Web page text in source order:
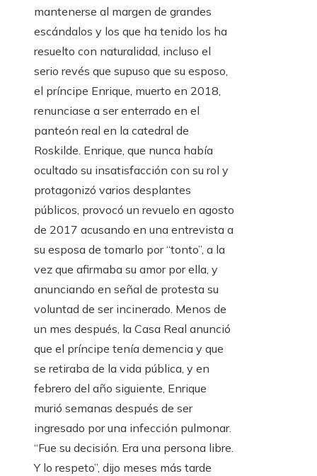
mantenerse al margen de grandes
escándalos y los que ha tenido los ha
resuelto con naturalidad, incluso el
serio revés que supuso que su esposo,
el príncipe Enrique, muerto en 2018,
renunciase a ser enterrado en el
panteón real en la catedral de
Roskilde. Enrique, que nunca había
ocultado su insatisfacción con su rol y
protagonizó varios desplantes
públicos, provocó un revuelo en agosto
de 2017 acusando en una entrevista a
su esposa de tomarlo por “tonto”, a la
vez que afirmaba su amor por ella, y
anunciando en señal de protesta su
voluntad de ser incinerado. Menos de
un mes después, la Casa Real anunció
que el príncipe tenía demencia y que
se retiraba de la vida pública, y en
febrero del año siguiente, Enrique
murió semanas después de ser
ingresado por una infección pulmonar.
“Fue su decisión. Era una persona libre.
Y lo respeto”, dijo meses más tarde